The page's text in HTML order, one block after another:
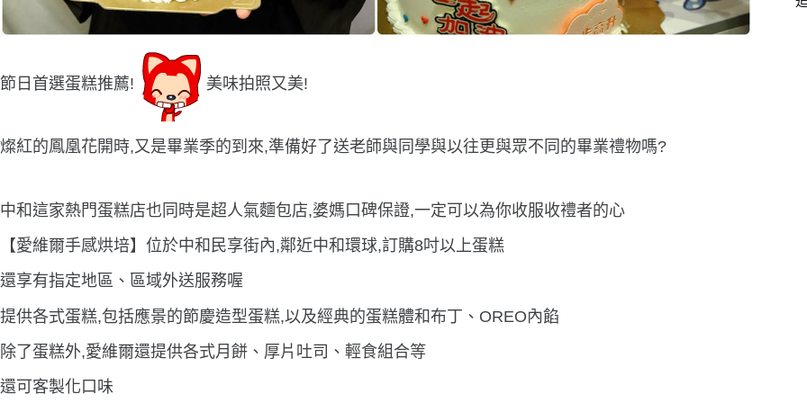
節日首選蛋糕推薦! 美味拍照又美!
燦紅的鳳凰花開時,又是畢業季的到來,準備好了送老師與同學與以往更與眾不同的畢業禮物嗎?
中和這家熱門蛋糕店也同時是超人氣麵包店,婆媽口碑保證,一定可以為你收服收禮者的心
【愛維爾手感烘培】位於中和民享街內,鄰近中和環球,訂購8吋以上蛋糕
還享有指定地區、區域外送服務喔
提供各式蛋糕,包括應景的節慶造型蛋糕,以及經典的蛋糕體和布丁、OREO內餡
除了蛋糕外,愛維爾還提供各式月餅、厚片吐司、輕食組合等
還可客製化口味